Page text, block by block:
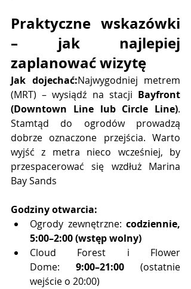
Praktyczne wskazówki
– jak najlepiej
zaplanować wizytę
Jak dojechać:Najwygodniej metrem
(MRT) – wysiądź na stacji Bayfront
(Downtown Line lub Circle Line).
Stamtąd do ogrodów prowadzą
dobrze oznaczone przejścia. Warto
wyjść z metra nieco wcześniej, by
przespacerować się wzdłuż Marina
Bay Sands
Godziny otwarcia:
Ogrody zewnętrzne: codziennie,
5:00–2:00 (wstęp wolny)
Cloud Forest i Flower
Dome: 9:00–21:00 (ostatnie
wejście o 20:00)